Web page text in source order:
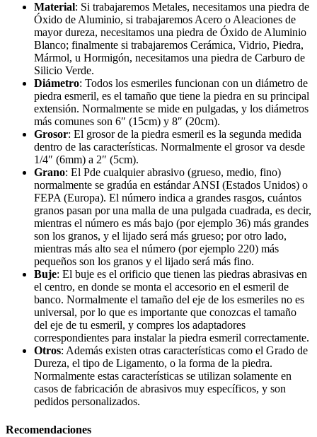
Material: Si trabajaremos Metales, necesitamos una piedra de
Óxido de Aluminio, si trabajaremos Acero o Aleaciones de
mayor dureza, necesitamos una piedra de Óxido de Aluminio
Blanco; finalmente si trabajaremos Cerámica, Vidrio, Piedra,
Mármol, u Hormigón, necesitamos una piedra de Carburo de
Silicio Verde.
Diámetro: Todos los esmeriles funcionan con un diámetro de
piedra esmeril, es el tamaño que tiene la piedra en su principal
extensión. Normalmente se mide en pulgadas, y los diámetros
más comunes son 6″ (15cm) y 8″ (20cm).
Grosor: El grosor de la piedra esmeril es la segunda medida
dentro de las características. Normalmente el grosor va desde
1/4″ (6mm) a 2″ (5cm).
Grano: El Pde cualquier abrasivo (grueso, medio, fino)
normalmente se gradúa en estándar ANSI (Estados Unidos) o
FEPA (Europa). El número indica a grandes rasgos, cuántos
granos pasan por una malla de una pulgada cuadrada, es decir,
mientras el número es más bajo (por ejemplo 36) más grandes
son los granos, y el lijado será más grueso; por otro lado,
mientras más alto sea el número (por ejemplo 220) más
pequeños son los granos y el lijado será más fino.
Buje: El buje es el orificio que tienen las piedras abrasivas en
el centro, en donde se monta el accesorio en el esmeril de
banco. Normalmente el tamaño del eje de los esmeriles no es
universal, por lo que es importante que conozcas el tamaño
del eje de tu esmeril, y compres los adaptadores
correspondientes para instalar la piedra esmeril correctamente.
Otros: Además existen otras características como el Grado de
Dureza, el tipo de Ligamento, o la forma de la piedra.
Normalmente estas características se utilizan solamente en
casos de fabricación de abrasivos muy específicos, y son
pedidos personalizados.
Recomendaciones